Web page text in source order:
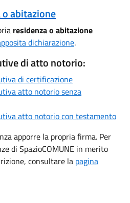
abitazione
residenza o abitazione
dichiarazione.
di atto notorio:
di certificazione
atto notorio senza
atto notorio con testamento
apporre la propria firma. Per
di SpazioCOMUNE in merito
consultare la pagina